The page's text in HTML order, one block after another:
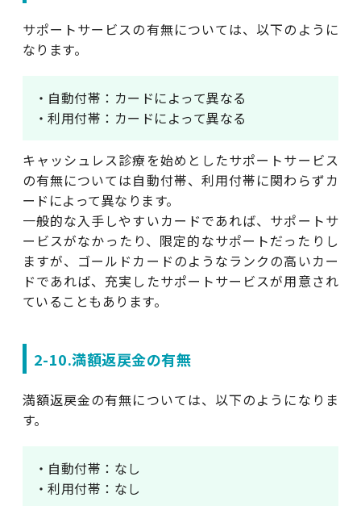
サポートサービスの有無については、以下のように
なります。
・自動付帯：カードによって異なる
・利用付帯：カードによって異なる
キャッシュレス診療を始めとしたサポートサービス
の有無については自動付帯、利用付帯に関わらずカ
ードによって異なります。
一般的な入手しやすいカードであれば、サポートサ
ービスがなかったり、限定的なサポートだったりし
ますが、ゴールドカードのようなランクの高いカー
ドであれば、充実したサポートサービスが用意され
ていることもあります。
2-10.満額返戻金の有無
満額返戻金の有無については、以下のようになりま
す。
・自動付帯：なし
・利用付帯：なし